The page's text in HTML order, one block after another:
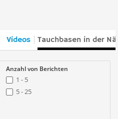
Videos Tauchbasen in der
Anzahl von Berichten
1 - 5
5 - 25